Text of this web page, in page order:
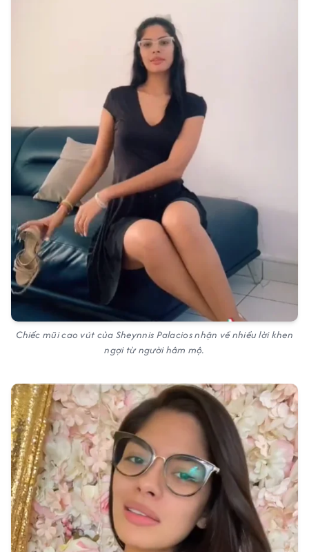
Chiếc mũi cao vút của Sheynnis Palacios nhận về nhiều lời khen
ngợi từ người hâm mộ.